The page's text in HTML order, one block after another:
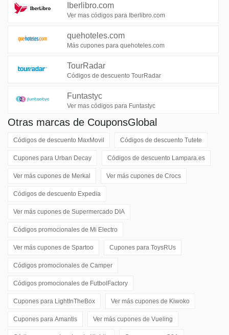
Iberlibro.com
Ver mas códigos para Iberlibro.com
quehoteles.com
Más cupones para quehoteles.com
TourRadar
Códigos de descuento TourRadar
Funtastyc
Ver mas códigos para Funtastyc
Otras marcas de CouponsGlobal
Códigos de descuento MaxMovil Códigos de descuento Tutete
Cupones para Urban Decay Códigos de descuento Lampara.es
Ver más cupones de Merkal Ver más cupones de Crocs
Códigos de descuento Expedia
Ver más cupones de Supermercado DIA
Códigos promocionales de Mi Electro
Ver más cupones de Spartoo Cupones para ToysRUs
Códigos promocionales de Camper
Códigos promocionales de FutbolFactory
Cupones para LightInTheBox Ver más cupones de Kiwoko
Cupones para Amantis Ver más cupones de Vueling